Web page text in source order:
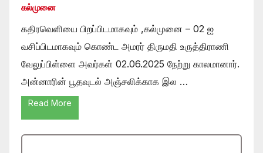
கல்முனை
கதிரவெளியை பிறப்பிடமாகவும் ,கல்முனை – 02 ஐ
வசிப்பிடமாகவும் கொண்ட அமரர் திருமதி உருத்திராணி
வேலுப்பிள்ளை அவர்கள் 02.06.2025 நேற்று காலமானார்.
அன்னாரின் பூதவுடல் அஞ்சலிக்காக இல …
Read More